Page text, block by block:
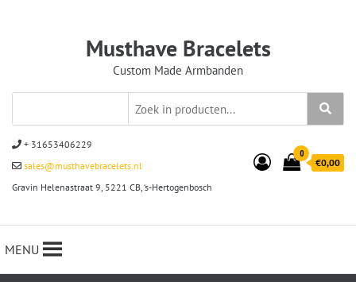
Musthave Bracelets
Custom Made Armbanden
+ 31653406229
sales@musthavebracelets.nl
Gravin Helenastraat 9, 5221 CB, ‘s-Hertogenbosch
0
€0,00
MENU